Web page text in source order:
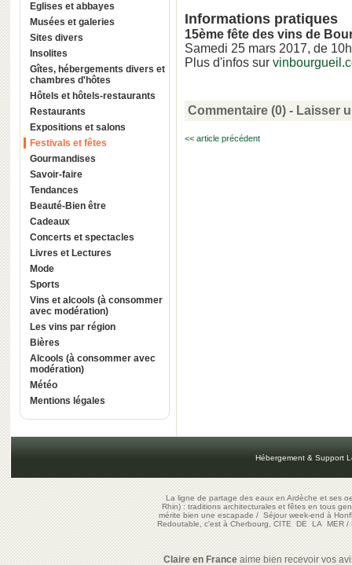
Eglises et abbayes
Musées et galeries
Sites divers
Insolites
Gîtes, hébergements divers et
chambres d'hôtes
Hôtels et hôtels-restaurants
Restaurants
Expositions et salons
Festivals et fêtes
Gourmandises
Savoir-faire
Tendances
Beauté-Bien être
Cadeaux
Concerts et spectacles
Livres et Lectures
Mode
Sports
Vins et alcools (à consommer
avec modération)
Les vins par région
Bières
Alcools (à consommer avec
modération)
Météo
Mentions légales
Informations pratiques
15ème fête des vins de
Samedi 25 mars 2017, de
Plus d'infos sur
Commentaire (0) - Laisser
<< article précédent
Hébergement & Support
La ligne de partage des eaux en Ardèche et ses
Rhin) : traditions architecturales et fêtes en tous
mérite bien une escapade/Séjour week-end à
Redoutable, c'est à Cherbourg, CITE DE LA MER/
Claire en Franceaime bien recevoir vos